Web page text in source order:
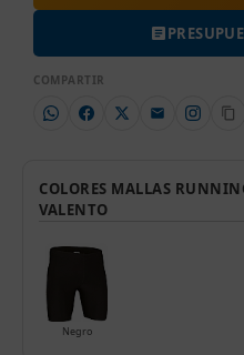
COMPARTIR
COLORES MALLAS
VALENTO
Negro